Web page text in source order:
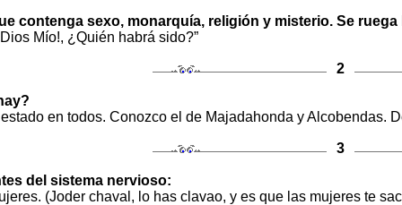
contenga sexo, monarquía, religión y misterio. Se ruega
Mío!, ¿Quién habrá sido?”
2
en todos. Conozco el de Majadahonda y Alcobendas.
3
del sistema nervioso:
(Joder chaval, lo has clavao, y es que las mujeres te